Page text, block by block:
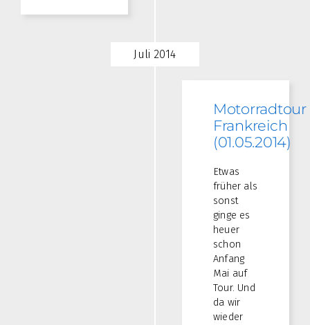
Juli 2014
Motorradtour
Frankreich
(01.05.2014)
Etwas
früher als
sonst
ginge es
heuer
schon
Anfang
Mai auf
Tour. Und
da wir
wieder